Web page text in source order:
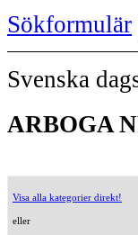
Sökformulär
Svenska
ARBOGA
Visa alla kategorier direkt!
eller